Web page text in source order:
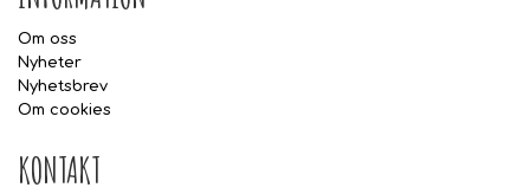
Om oss
Nyheter
Nyhetsbrev
Om cookies
KONTAKT